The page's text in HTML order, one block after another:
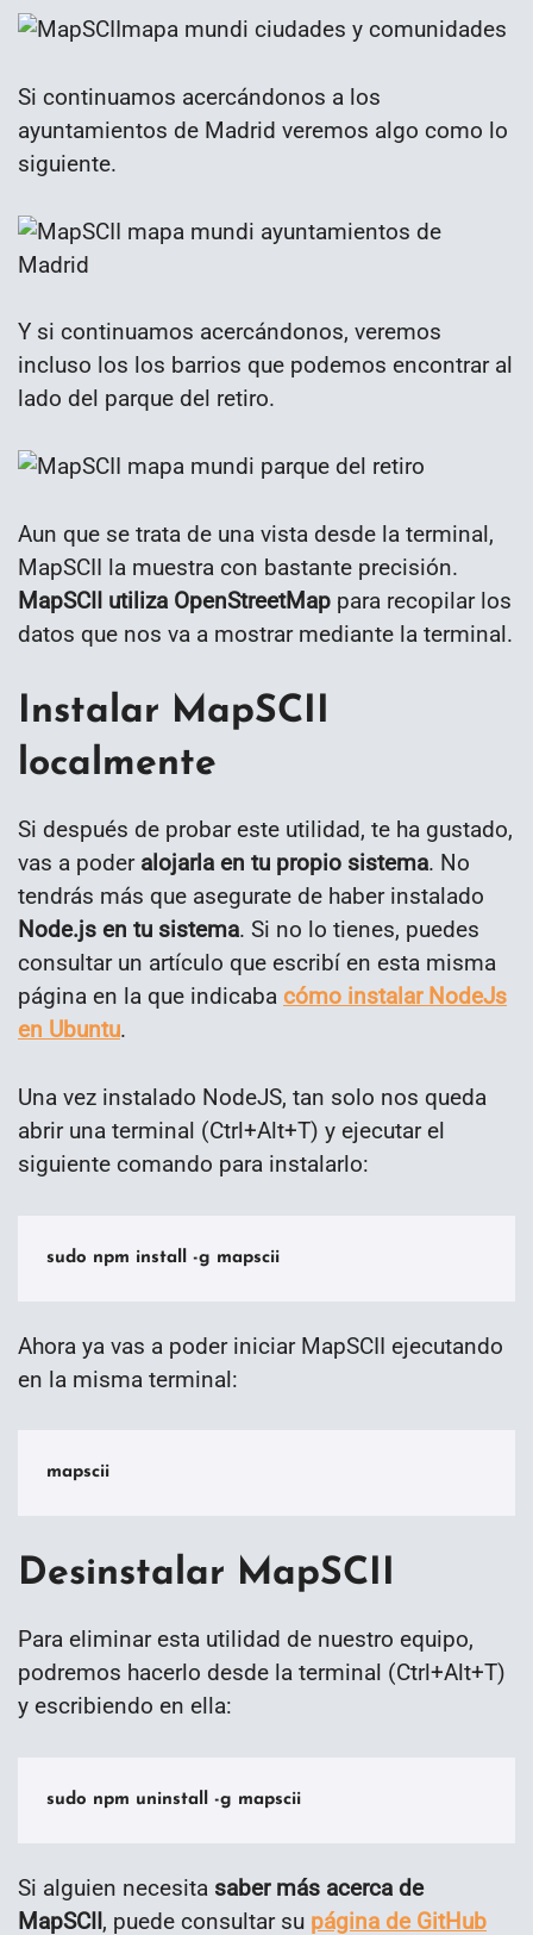
Si continuamos acercándonos a los
ayuntamientos de Madrid veremos algo como lo
siguiente.
Y si continuamos acercándonos, veremos
incluso los los barrios que podemos encontrar al
lado del parque del retiro.
Aun que se trata de una vista desde la terminal,
MapSCII la muestra con bastante precisión.
MapSCII utiliza OpenStreetMap para recopilar los
datos que nos va a mostrar mediante la terminal.
Instalar MapSCII
localmente
Si después de probar este utilidad, te ha gustado,
vas a poderalojarla en tu propio sistema. No
tendrás más que asegurate de haber instalado
Node.js en tu sistema. Si no lo tienes, puedes
consultar un artículo que escribí en esta misma
página en la que indicaba cómo instalar NodeJs
en Ubuntu.
Una vez instalado NodeJS, tan solo nos queda
abrir una terminal (Ctrl+Alt+T) y ejecutar el
siguiente comando para instalarlo:
sudo npm install -g mapscii
Ahora ya vas a poder iniciar MapSCII ejecutando
en la misma terminal:
mapscii
Desinstalar MapSCII
Para eliminar esta utilidad de nuestro equipo,
podremos hacerlo desde la terminal (Ctrl+Alt+T)
y escribiendo en ella:
sudo npm uninstall -g mapscii
Si alguien necesita saber más acerca de
MapSCII, puede consultar su página de GitHub